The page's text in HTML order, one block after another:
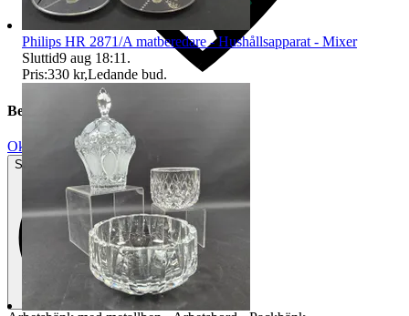
Beskrivning
Okej använt skick
Synliga tecken på slitage
Philips HR 2871/A matberedare - Hushållsapparat - Mixer
Sluttid9 aug 18:11 .
Pris:330 kr,Ledande bud.